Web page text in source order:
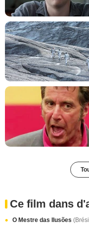
Ce film dans
O Mestre das Ilusões